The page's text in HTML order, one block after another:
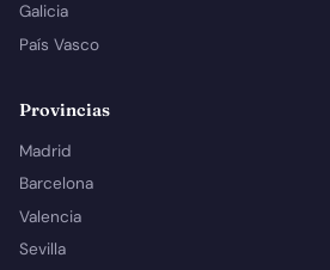
Galicia
País Vasco
Provincias
Madrid
Barcelona
Valencia
Sevilla